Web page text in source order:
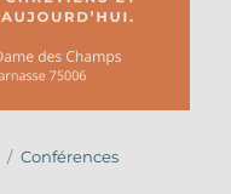
Catégories
Conférences